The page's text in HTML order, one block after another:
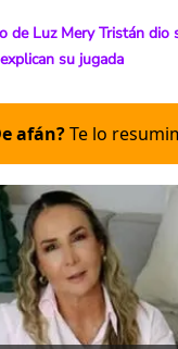
de Luz Mery Tristán dio
su jugada
afán?Te lo